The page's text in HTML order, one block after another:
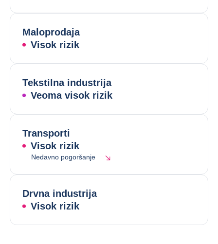
Maloprodaja
Visok rizik
Tekstilna industrija
Veoma visok rizik
Transporti
Visok rizik
Nedavno pogoršanje
Drvna industrija
Visok rizik